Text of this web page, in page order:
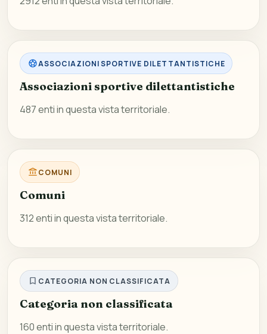
ASSOCIAZIONI SPORTIVE DILETTANTISTICHE
Associazioni sportive dilettantistiche
487 enti in questa vista territoriale.
COMUNI
Comuni
312 enti in questa vista territoriale.
CATEGORIA NON CLASSIFICATA
Categoria non classificata
160 enti in questa vista territoriale.